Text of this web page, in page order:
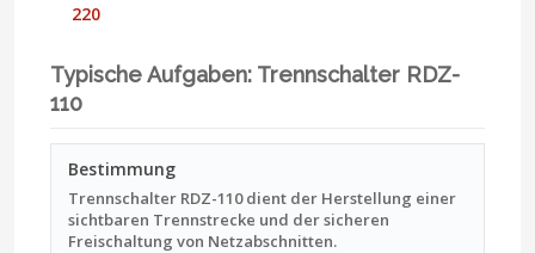
220
Typische Aufgaben: Trennschalter RDZ-
110
Bestimmung
Trennschalter RDZ-110 dient der Herstellung einer
sichtbaren Trennstrecke und der sicheren
Freischaltung von Netzabschnitten.